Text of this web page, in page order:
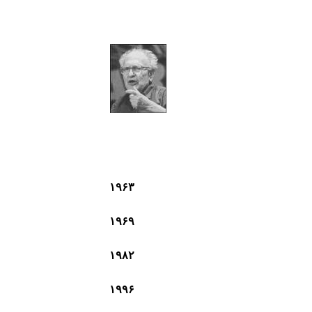
۱۹۶۳
۱۹۶۹
۱۹۸۲
۱۹۹۶